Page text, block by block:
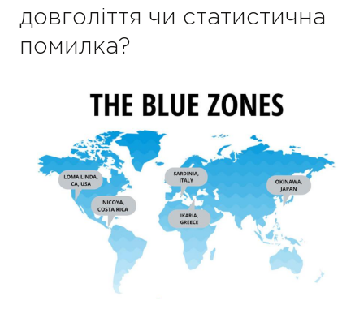
довголіття чи статистична
помилка?